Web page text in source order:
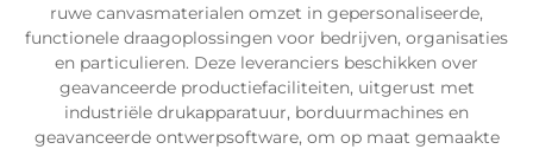
ruwe canvasmaterialen omzet in gepersonaliseerde,
functionele draagoplossingen voor bedrijven, organisaties
en particulieren. Deze leveranciers beschikken over
geavanceerde productiefaciliteiten, uitgerust met
industriële drukapparatuur, borduurmachines en
geavanceerde ontwerpsoftware, om op maat gemaakte